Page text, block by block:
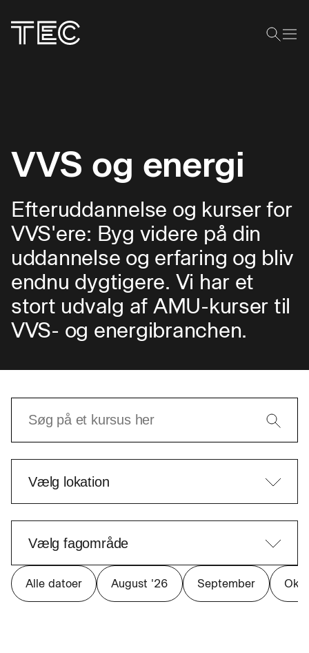
VVS og energi
Efteruddannelse og kurser for
VVS'ere: Byg videre på din
uddannelse og erfaring og bliv
endnu dygtigere. Vi har et
stort udvalg af AMU-kurser til
VVS- og energibranchen.
Alle datoer August '26 September